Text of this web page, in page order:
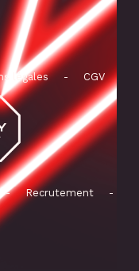
légales - CGV
- Recrutement
-